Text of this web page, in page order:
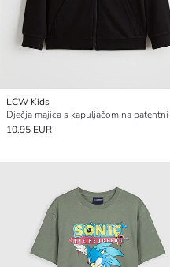
LCW Kids
10.95 EUR